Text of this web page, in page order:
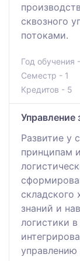
сквозного
потоками.
Год обучения
Семестр - 1
Кредитов - 5
Управление
Развитие у
принципам
складского
знаний и
логистики